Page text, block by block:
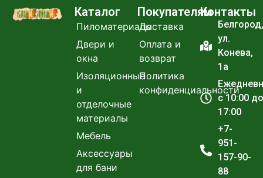
Каталог
Пиломатериалы
Двери и
окна
Изоляционные
и
отделочные
материалы
Мебель
Аксессуары
для бани
Покупателям
Доставка
Оплата и
возврат
Политика
конфиденциальности
Контакты
Белгород,
ул.
Конева,
1а
с 10:00 до
17:00
+7-
951-
157-90-
88